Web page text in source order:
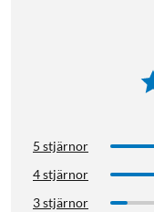
5 stjärnor
4 stjärnor
3 stjärnor